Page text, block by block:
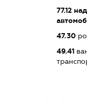
77.12
47.30
49.41